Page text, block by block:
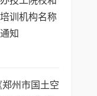
训机构名称
知
州市国土空